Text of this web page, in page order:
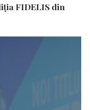
FIDELIS din